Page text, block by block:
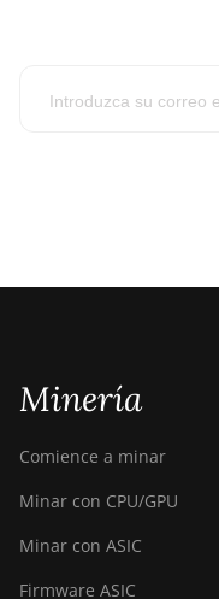
Minería
Comience a minar
Minar con CPU/GPU
Minar con ASIC
Firmware ASIC